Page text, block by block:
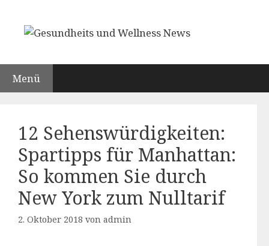
Inhalt
springen
Menü
12 Sehenswürdigkeiten:
Spartipps für Manhattan:
So kommen Sie durch
New York zum Nulltarif
2. Oktober 2018 von admin